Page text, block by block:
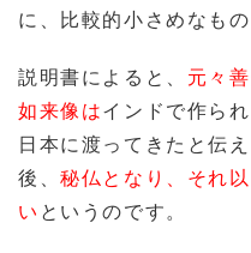
に、比較的小さめなもの
説明書によると、 元々
如来像はインドで作ら
日本に渡ってきたと伝
後、秘仏となり、それ
い というのです。